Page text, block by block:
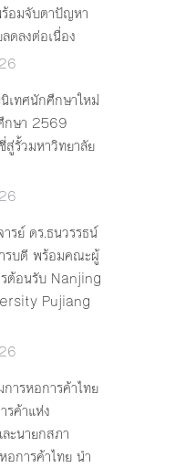
อมจับตาปัญหา
ดลงต่อเนื่อง
เทศนักศึกษาใหม่
กษา 2569
สู่รั้วมหาวิทยาลัย
รย์ ดร.ธนวรรธน์
รบดี พร้อมคณะผู้
ต้อนรับ Nanjing
Pujiang
ารหอการค้าไทย
รค้าแห่ง
ะนายกสภา
อการค้าไทย นำ